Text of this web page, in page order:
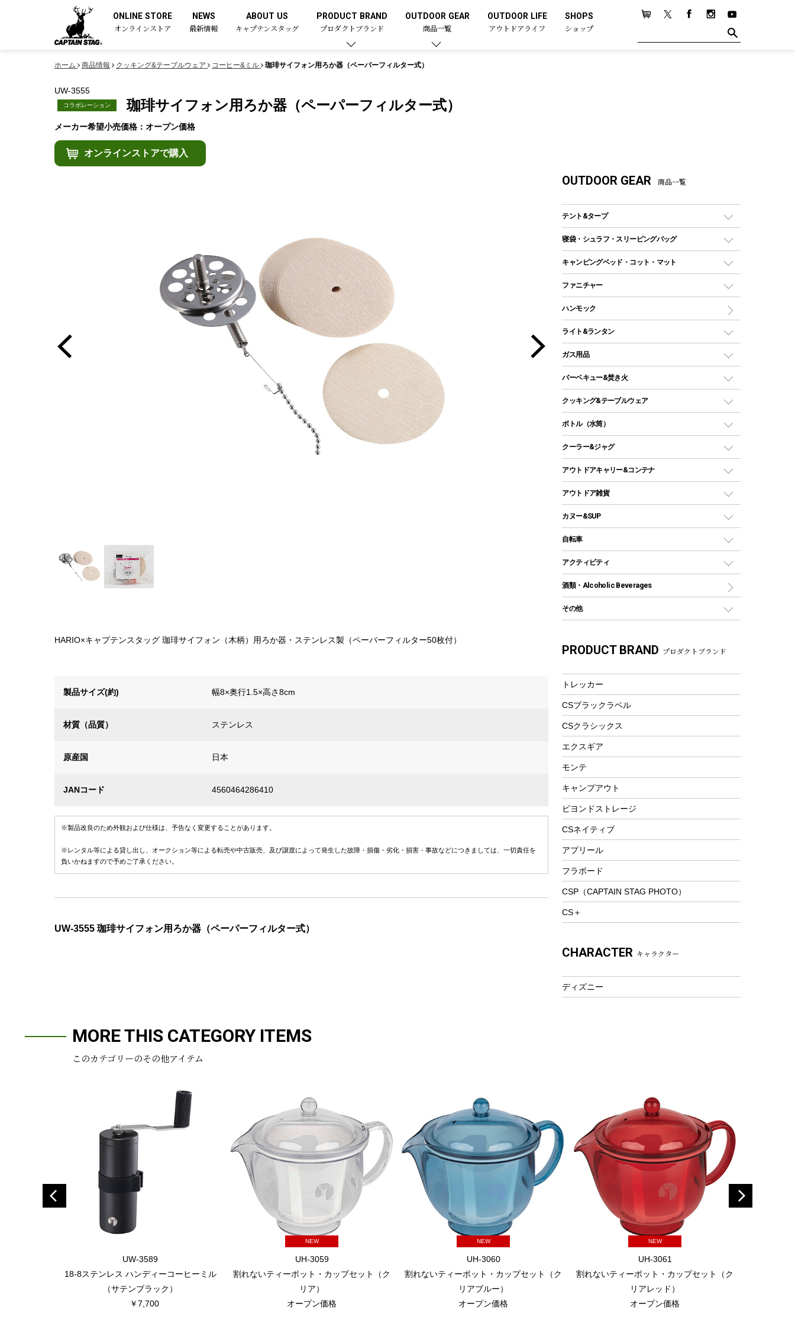
ONLINE STORE
オンラインストア
NEWS
最新情報
ABOUT US
キャプテンスタッグ
PRODUCT BRAND
プロダクトブランド
OUTDOOR GEAR
商品一覧
OUTDOOR LIFE
アウトドアライフ
SHOPS
ショップ
ホーム 商品情報 クッキング&テーブルウェア コーヒー&ミル 珈琲サイフォン用ろか器（ペーパーフィルター式）
UW-3555
コラボレーション 珈琲サイフォン用ろか器（ペーパーフィルター式）
メーカー希望小売価格：オープン価格
オンラインストアで購入
HARIO×キャプテンスタッグ 珈琲サイフォン（木柄）用ろか器・ステンレス製（ペーパーフィルター50枚付）
製品サイズ(約) 幅8×奥行1.5×高さ8cm
材質（品質） ステンレス
原産国 日本
JANコード 4560464286410
※製品改良のため外観および仕様は、予告なく変更することがあります。
※レンタル等による貸し出し、オークション等による転売や中古販売、及び譲渡によって発生した故障・損傷・劣化・損害・事故などにつきましては、一切責任を
負いかねますので予めご了承ください。
UW-3555 珈琲サイフォン用ろか器（ペーパーフィルター式）
OUTDOOR GEAR 商品一覧
テント&タープ
テント
ツールームテント
ワンポールテント
シェルターテント
ロッジ型・オリジナルテント
タープ
スクエアタープ（レクタタープ）
メッシュタープ
自立式タープ
パラソル
テントアクセサリー
ペグ
グランドシート
ガイドロープ
ツール
寝袋・シュラフ・スリーピングバッグ
レクタングラー型（封筒型）シュラフ
インナーシュラフ
キャンピングベッド・コット・マット
キャンピングベッド・コット
インフレータブルマット
ファニチャー
アウトドアテーブル
レジャーシート
ハンモック
ライト&ランタン
LEDランタン
ガスランタン
オイルランタン
LEDライト
ヘッドライト
キャンドル
ガス用品
ガスバーナー
ガス缶
ガストーチ、ライター
バーベキュー&焚き火
バーベキューコンロ、グリル
焚き火台タイプ（ロースタイル）グリル
卓上タイプグリル
パーティータイプグリル
鉄板、アミ
焚き火台&ストーブ
火起こし
バーベキューツール
燃料・着火剤・炭
クッキング&テーブルウェア
ダッチオーブン
ホットサンドメーカー
クッカーセット
シェラカップ
クッキングツール
ナイフ
カトラリー
マグカップ、カップ
フードボトル
コーヒー&ミル
トレー
ランチョンマット
ランチボックス
ピクニックセット
ボトル（水筒）
ステンレスボトル
コップ付きタイプ
ワンタッチタイプ
プラスチックボトル
ディズニーボトル
クーラー&ジャグ
クーラーボックス
クーラーバッグ
ウォータージャグ
保冷剤
アウトドアキャリー&コンテナ
アウトドアキャリー
アウトドア雑貨
バックパック&バッグ
リュック、バックパック
トートバッグ、サコッシュ
ショッピングキャリー
その他アウトドア雑貨
レイン
ツール、他
カヌー&SUP
インフレータブル
カヤック
パドル
ヘルメット
アクセサリー
自転車
折りたたみ自転車
スポーツサイクル
シティサイクル
自転車用アクセサリー
自転車ウェア
アクティビティ
マリン
ラッシュガード
テント
フローティングベスト
ヘルメット
エアーポンプ
ウィンター
防寒ウェア
ツール&アクセサリー
トレッキング
トレッキングステッキ
トレッキングアクセサリー
プレイグッズ
ウェルネス
フィットネス
アクセサリー
酒類・Alcoholic Beverages
その他
湯たんぽ
PRODUCT BRAND プロダクトブランド
トレッカー
CSブラックラベル
CSクラシックス
エクスギア
モンテ
キャンプアウト
ビヨンドストレージ
CSネイティブ
アプリール
フラボード
CSP（CAPTAIN STAG PHOTO）
CS＋
CHARACTER キャラクター
ディズニー
MORE THIS CATEGORY ITEMS
このカテゴリーのその他アイテム
UW-3589
18-8ステンレス ハンディーコーヒーミル
（サテンブラック）
￥7,700
NEW
UH-3059
割れないティーポット・カップセット（ク
リア）
オープン価格
NEW
UH-3060
割れないティーポット・カップセット（ク
リアブルー）
オープン価格
NEW
UH-3061
割れないティーポット・カップセット（ク
リアレッド）
オープン価格